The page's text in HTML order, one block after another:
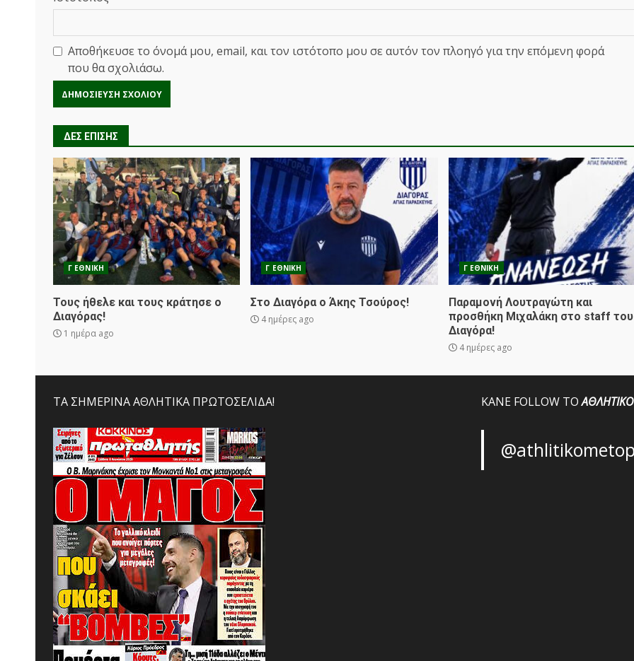
Αποθήκευσε το όνομά μου, email, και τον ιστότοπο μου σε αυτόν τον πλοηγό για την επόμενη φορά
που θα σχολιάσω.
ΔΕΣ ΕΠΙΣΗΣ
Γ ΕΘΝΙΚΗ
Τους ήθελε και τους κράτησε ο
Διαγόρας!
1 ημέρα ago
Γ ΕΘΝΙΚΗ
Στο Διαγόρα ο Άκης Τσούρος!
4 ημέρες ago
Γ ΕΘΝΙΚΗ
Παραμονή Λουτραγώτη και
προσθήκη Μιχαλάκη στο staff του
Διαγόρα!
4 ημέρες ago
ΤΑ ΣΗΜΕΡΙΝΑ ΑΘΛΗΤΙΚΑ ΠΡΩΤΟΣΕΛΙΔΑ! ΚΑΝΕ FOLLOW ΤΟΑΘΛΗΤΙΚΟ